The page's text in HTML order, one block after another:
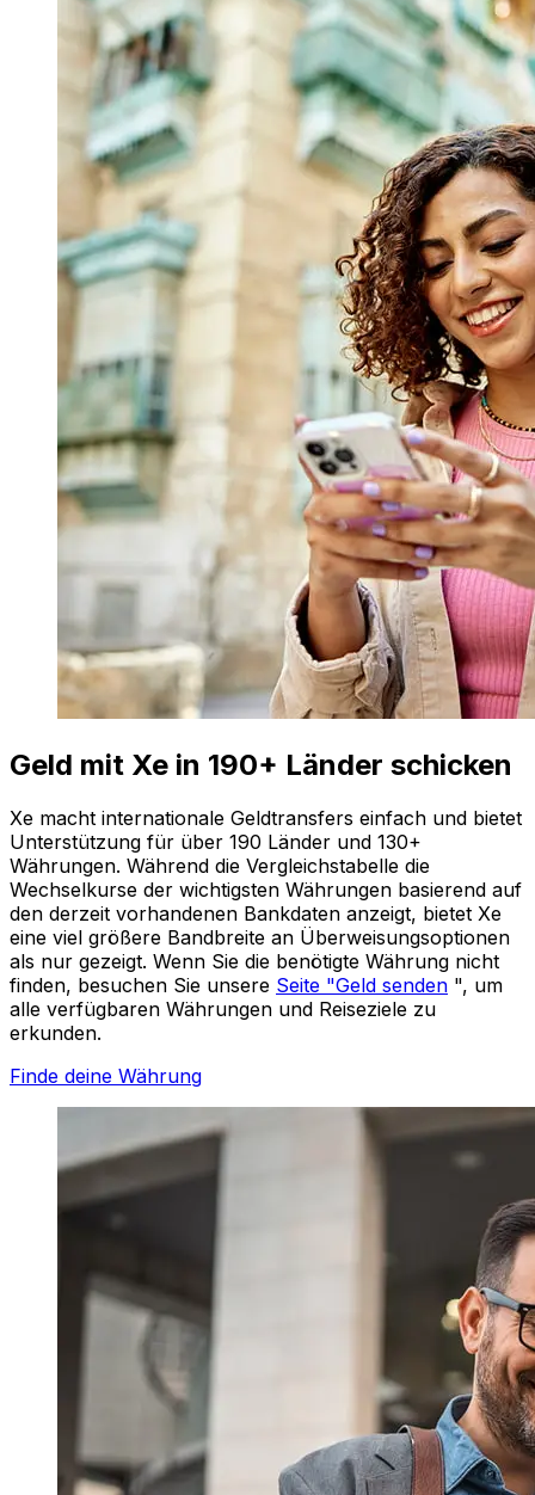
Geld mit Xe in 190+ Länder schicken
Xe macht internationale Geldtransfers einfach und bietet
Unterstützung für über 190 Länder und 130+
Währungen. Während die Vergleichstabelle die
Wechselkurse der wichtigsten Währungen basierend auf
den derzeit vorhandenen Bankdaten anzeigt, bietet Xe
eine viel größere Bandbreite an Überweisungsoptionen
als nur gezeigt. Wenn Sie die benötigte Währung nicht
finden, besuchen Sie unsere Seite "Geld senden ", um
alle verfügbaren Währungen und Reiseziele zu
erkunden.
Finde deine Währung